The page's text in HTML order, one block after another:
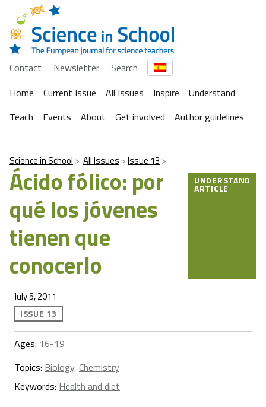
Contact Newsletter
Search
Home
Current Issue All Issues Inspire
Understand
Teach
Events About Get involved Author guidelines
Science in School All Issues Issue 13
Ácido fólico: por
qué los jóvenes
tienen que
conocerlo
UNDERSTAND
ARTICLE
July 5, 2011
ISSUE 13
Ages: 16-19
Topics: Biology, Chemistry
Keywords: Health and diet